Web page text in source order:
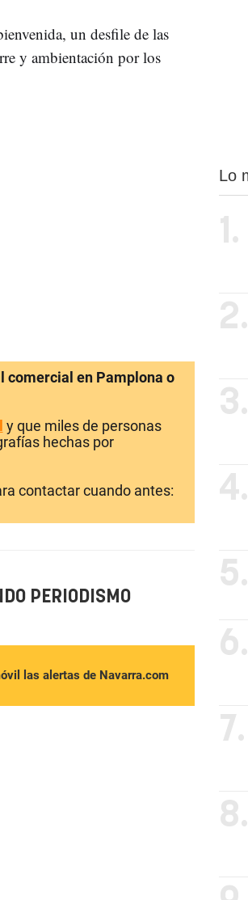
un desfile de las
y ambientación por los
comercial en Pamplona o
y que miles de personas
hechas por
contactar cuando antes:
PERIODISMO
las alertas de Navarra.com
Lo
1.
2.
3.
4.
5.
6.
7.
8.